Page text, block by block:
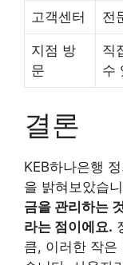
고객센터 전
지점 방
문
직
수
결론
KEB하나은행
을 밝혀보았습
금을 관리하는
라는 점이에요.
큼, 이러한 작은